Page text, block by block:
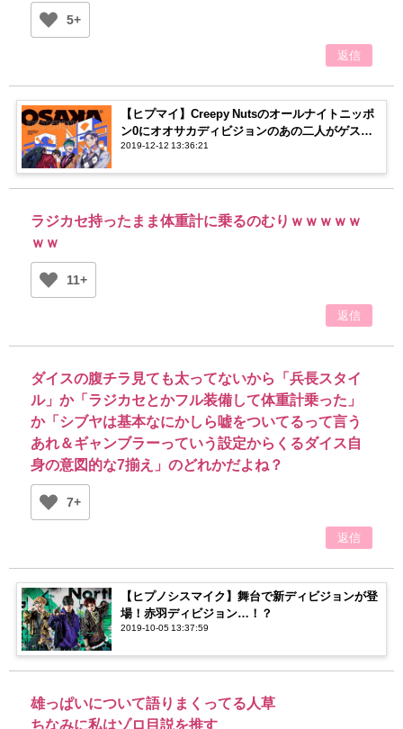
5+
返信
【ヒプマイ】Creepy Nutsのオールナイトニッポ
ン0にオオサカディビジョンのあの二人がゲスト
出演…！！【どついたれ本舗】
2019-12-12 13:36:21
ラジカセ持ったまま体重計に乗るのむりｗｗｗｗｗ
ｗｗ
11+
返信
ダイスの腹チラ見ても太ってないから「兵長スタイ
ル」か「ラジカセとかフル装備して体重計乗った」
か「シブヤは基本なにかしら嘘をついてるって言う
あれ＆ギャンブラーっていう設定からくるダイス自
身の意図的な7揃え」のどれかだよね？
7+
返信
【ヒプノシスマイク】舞台で新ディビジョンが登
場！赤羽ディビジョン…！？
2019-10-05 13:37:59
雄っぱいについて語りまくってる人草
ちなみに私はゾロ目説を推す